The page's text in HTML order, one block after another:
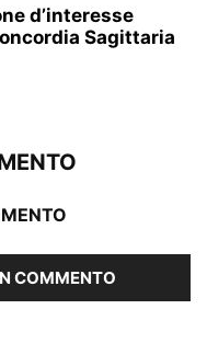
d’interesse
Sagittaria
COMMENTO